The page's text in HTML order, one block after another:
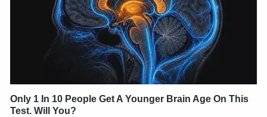
Only 1 In 10 People Get A Younger Brain Age On This
Test. Will You?